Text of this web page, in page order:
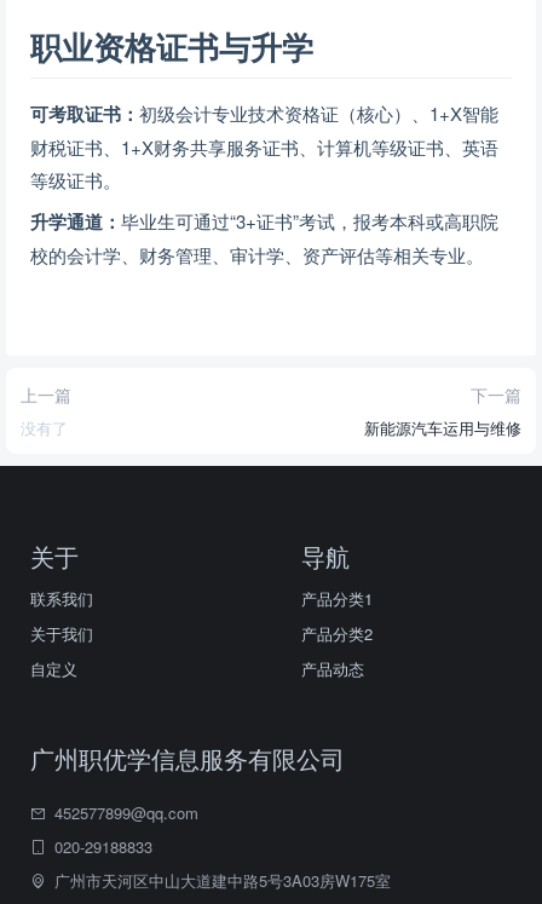
职业资格证书与升学
可考取证书： 初级会计专业技术资格证（核心）、1+X智能
财税证书、1+X财务共享服务证书、计算机等级证书、英语
等级证书。
升学通道： 毕业生可通过“3+证书”考试，报考本科或高职院
校的会计学、财务管理、审计学、资产评估等相关专业。
上一篇
没有了
下一篇
新能源汽车运用与维修
关于
联系我们
关于我们
自定义
导航
产品分类1
产品分类2
产品动态
广州职优学信息服务有限公司
452577899@qq.com
020-29188833
广州市天河区中山大道建中路5号3A03房W175室